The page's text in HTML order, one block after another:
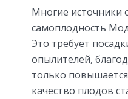
Многие источники
самоплодность
Это требует
опылителей,
только
качество плодов